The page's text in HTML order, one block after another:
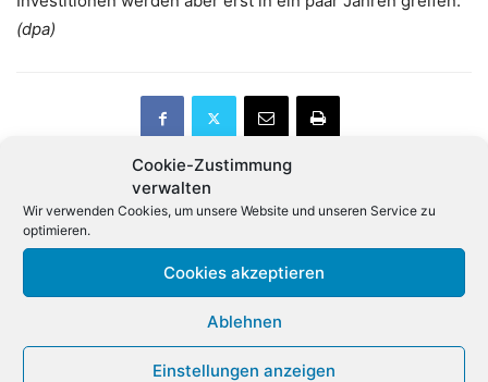
Cookie-Zustimmung
verwalten
Wir verwenden Cookies, um unsere Website und unseren Service zu
optimieren.
Cookies akzeptieren
Ablehnen
Einstellungen anzeigen
(dpa)
Vorheriger Artikel
Samsung ordnet Sparten
und Management neu
Nächster Artikel
Lara Maier zur Director
Distribution bei Igel ernannt
Verwandte Artikel